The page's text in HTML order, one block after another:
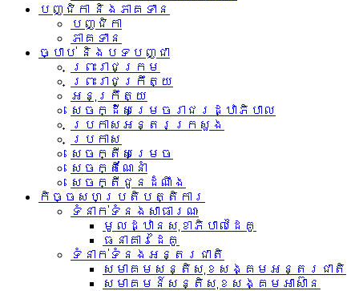
បញ្ជិកា និងភាគទាន
បញ្ជិកា
ភាគទាន
ច្បាប់ និងបទបញ្ជា
ព្រះរាជក្រម
ព្រះរាជក្រឹត្យ
អនុក្រឹត្យ
សេចក្ដីសម្រេចរាជរដ្ឋាភិបាល
ប្រកាសអន្តរក្រសួង
ប្រកាស
សេចក្តីសម្រេច
សេចក្តីណែនាំ
សេចក្តីជូនដំណឹង
កិច្ចសហប្រតិបត្តិការ
ទំនាក់ទំនង​សាធារណៈ
មូលដ្ឋានសុខាភិបាលដៃគូ
ធនាគារដៃគូ
ទំនាក់​ទំនង​អន្តរ​ជាតិ
សមាគមសន្តិសុខសង្គមអន្តរជាតិ
សមាគមន៍សន្តិសុខសង្គមអាស៊ាន​